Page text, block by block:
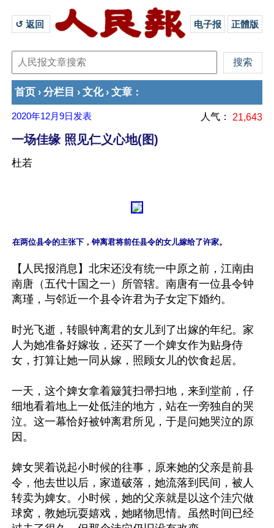
↺ 返回 电子报 正體版
首页 › 分栏目 › 文化› 文章 ：
2020年12月9日 发表 人气： 21,643
一场佳缘 照见仁义心地(图)
杜若
【人民报消息】北宋还没有统一中原之前，江南由
南唐（五代十国之一）所管辖。南唐有一位县令钟
离瑾，与邻近一个县令许君为子女定下婚约。
时光飞逝，转眼钟离君的女儿到了出嫁的年纪。家
人为她准备好嫁妆，还买了一个婢女作为贴身侍
女，打算让她一同从嫁，照顾女儿的饮食起居。
一天，这个婢女拿着簸箕扫帚扫地，来到堂前，仔
细地看着地上一处低洼的地方，站在一旁独自的哭
泣。这一幕恰好被钟离君所见，于是问她哭泣的原
因。
婢女哭着说起小时候的往事，原来她的父亲是前县
令，他去世以后，家道破落，她流落到民间，被人
转卖为婢女。小时候，她的父亲就是以这个洼穴做
球窝，教她玩耍嬉戏，她睹物思情。虽然时间已经